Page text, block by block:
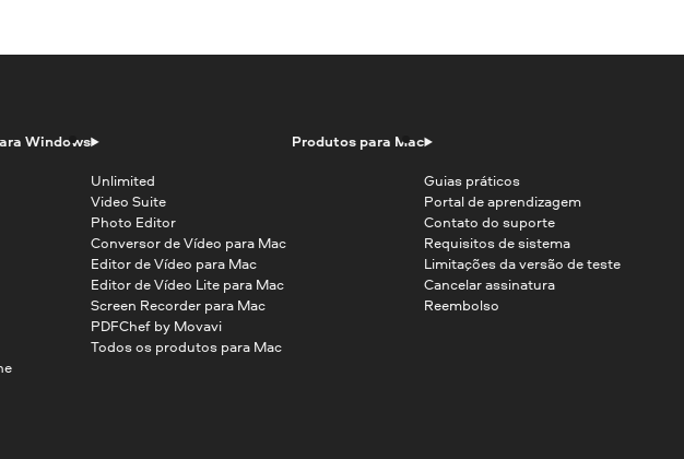
Windows
Produtos para Mac
Unlimited
Video Suite
Photo Editor
Conversor de Vídeo para Mac
Editor de Vídeo para Mac
Editor de Vídeo Lite para Mac
Screen Recorder para Mac
PDFChef by Movavi
Todos os produtos para Mac
Guias práticos
Portal de aprendizagem
Contato do suporte
Requisitos de sistema
Limitações da versão de teste
Cancelar assinatura
Reembolso